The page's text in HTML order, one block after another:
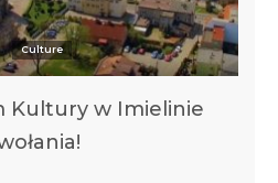
Culture
Kultury w Imielinie